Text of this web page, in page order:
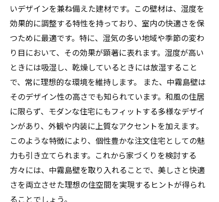
いデザインを兼ね備えた建材です。この壁材は、湿度を
効果的に調整する特性を持っており、室内の快適さを保
つために最適です。特に、湿気の多い地域や季節の変わ
り目において、その効果が顕著に表れます。湿度が高い
ときには吸湿し、乾燥しているときには放湿すること
で、常に理想的な環境を維持します。 また、中霧島壁は
そのデザイン性の高さでも知られています。和風の住居
に限らず、モダンな住宅にもフィットする多様なデザイ
ンがあり、外観や内装に上質なアクセントを加えます。
このような特徴により、個性豊かな注文住宅としての魅
力も引き立てられます。これから家づくりを検討する
方々には、中霧島壁を取り入れることで、美しさと快適
さを両立させた理想の住空間を実現するヒントが得られ
ることでしょう。